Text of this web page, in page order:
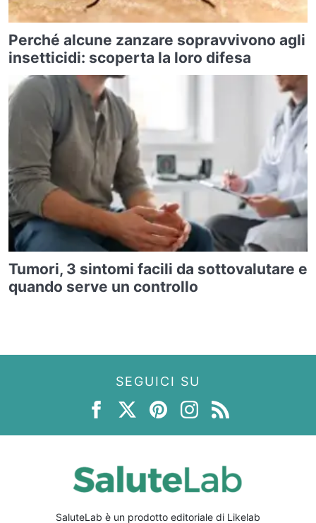
Perché alcune zanzare sopravvivono agli
insetticidi: scoperta la loro difesa
Tumori, 3 sintomi facili da sottovalutare e
quando serve un controllo
SEGUICI SU
SaluteLab è un prodotto editoriale di Likelab